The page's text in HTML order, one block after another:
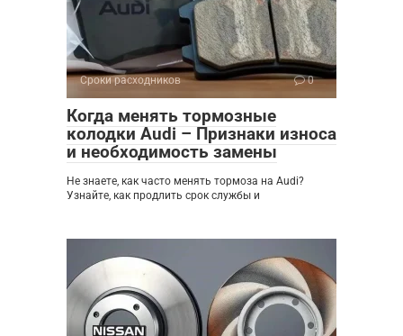
Сроки расходников 0
Когда менять тормозные
колодки Audi – Признаки износа
и необходимость замены
Не знаете, как часто менять тормоза на Audi?
Узнайте, как продлить срок службы и